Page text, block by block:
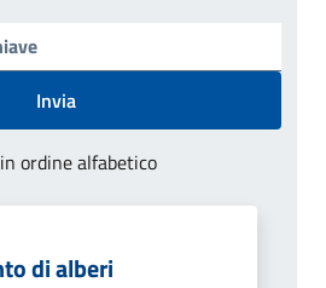
Invia
ordine alfabetico
di alberi